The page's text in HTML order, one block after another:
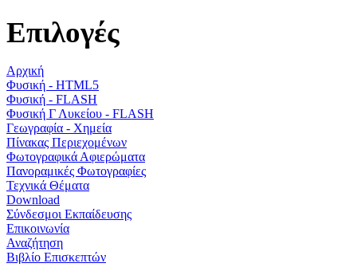
Επιλογές
Αρχική
Φυσική - HTML5
Φυσική - FLASH
Φυσική Γ Λυκείου - FLASH
Γεωγραφία - Χημεία
Πίνακας Περιεχομένων
Φωτογραφικά Αφιερώματα
Πανοραμικές Φωτογραφίες
Τεχνικά Θέματα
Download
Σύνδεσμοι Εκπαίδευσης
Επικοινωνία
Αναζήτηση
Βιβλίο Επισκεπτών